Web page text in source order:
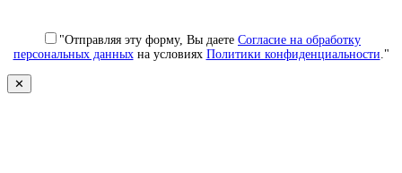
"Отправляя эту форму, Вы даете Согласие на обработку
персональных данныхна условиях Политики конфиденциальности ."
✕